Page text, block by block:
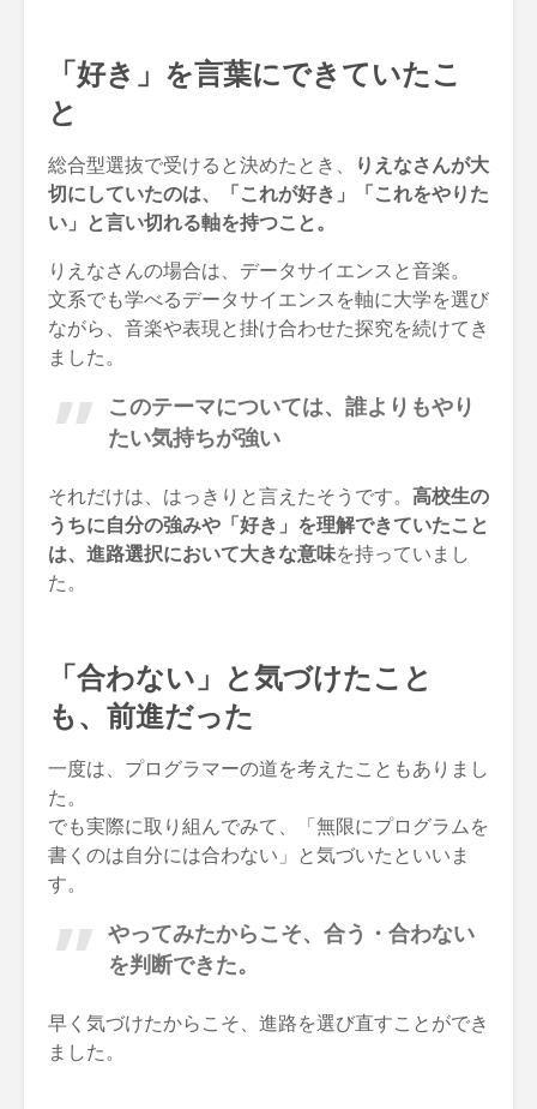
「好き」を言葉にできていたこ
と
総合型選抜で受けると決めたとき、
りえなさんが大
切にしていたのは、「これが好き」「これをやりた
い」と言い切れる軸を持つこと。
りえなさんの場合は、データサイエンスと音楽。
文系でも学べるデータサイエンスを軸に大学を選び
ながら、音楽や表現と掛け合わせた探究を続けてき
ました。
このテーマについては、誰よりもやり
たい気持ちが強い
それだけは、はっきりと言えたそうです。 高校生の
うちに自分の強みや「好き」を理解できていたこと
は、進路選択において大きな意味を持っていまし
た。
「合わない」と気づけたこと
も、前進だった
一度は、プログラマーの道を考えたこともありまし
た。
でも実際に取り組んでみて、「無限にプログラムを
書くのは自分には合わない」と気づいたといいま
す。
やってみたからこそ、合う・合わない
を判断できた。
早く気づけたからこそ、進路を選び直すことができ
ました。